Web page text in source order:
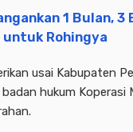
1 Bulan, 3
untuk Rohingya
usai Kabupaten
hukum Koperasi